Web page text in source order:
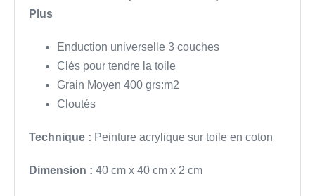
Plus
Enduction universelle 3 couches
Clés pour tendre la toile
Grain Moyen 400 grs:m2
Cloutés
Technique : Peinture acrylique sur toile en coton
Dimension : 40 cm x 40 cm x 2 cm